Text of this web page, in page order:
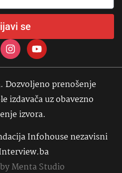
se
Dozvoljeno prenošenje
izdavača uz obavezno
izvora.
Infohouse nezavisni
Menta Studio